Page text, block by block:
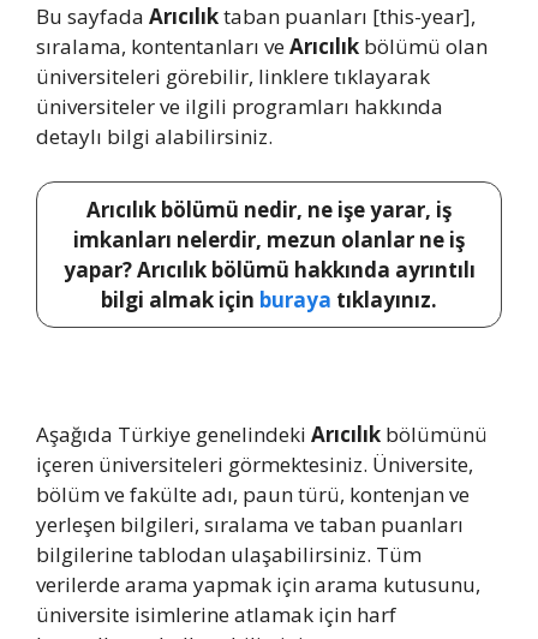
Bu sayfada Arıcılıktaban puanları [this-year],
sıralama, kontentanları veArıcılık bölümü olan
üniversiteleri görebilir, linklere tıklayarak
üniversiteler ve ilgili programları hakkında
detaylı bilgi alabilirsiniz.
Arıcılık bölümü nedir, ne işe yarar, iş
imkanları nelerdir, mezun olanlar ne iş
yapar? Arıcılık bölümü hakkında ayrıntılı
bilgi almak için buraya tıklayınız.
Aşağıda Türkiye genelindeki Arıcılık bölümünü
içeren üniversiteleri görmektesiniz. Üniversite,
bölüm ve fakülte adı, paun türü, kontenjan ve
yerleşen bilgileri, sıralama ve taban puanları
bilgilerine tablodan ulaşabilirsiniz. Tüm
verilerde arama yapmak için arama kutusunu,
üniversite isimlerine atlamak için harf